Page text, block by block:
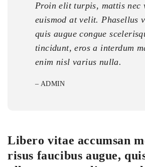
Proin elit turpis, mattis nec
euismod at velit. Phasellus
quis augue congue
tincidunt, eros a interdum
enim nisl varius nulla.
– ADMIN
Libero vitae accumsan
risus faucibus augue,